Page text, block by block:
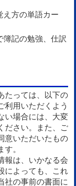
え方の単語カー
簿記の勉強、仕訳
たっては、以下の
利用いただくよう
い場合には、大変
ださい。また、ご
意いただいたもの
。
報は、いかなる会
によっても、これ
社の事前の書面に